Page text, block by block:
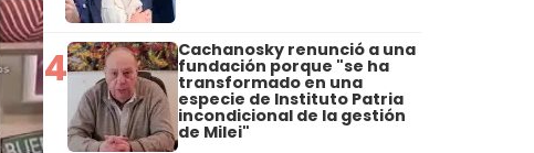
4 Cachanosky renunció a una
fundación porque "se ha
transformado en una
especie de Instituto Patria
incondicional de la gestión
de Milei"